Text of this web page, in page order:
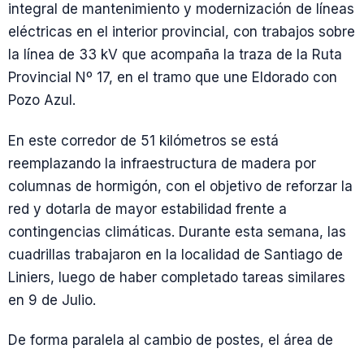
integral de mantenimiento y modernización de líneas
eléctricas en el interior provincial, con trabajos sobre
la línea de 33 kV que acompaña la traza de la Ruta
Provincial Nº 17, en el tramo que une Eldorado con
Pozo Azul.
En este corredor de 51 kilómetros se está
reemplazando la infraestructura de madera por
columnas de hormigón, con el objetivo de reforzar la
red y dotarla de mayor estabilidad frente a
contingencias climáticas. Durante esta semana, las
cuadrillas trabajaron en la localidad de Santiago de
Liniers, luego de haber completado tareas similares
en 9 de Julio.
De forma paralela al cambio de postes, el área de